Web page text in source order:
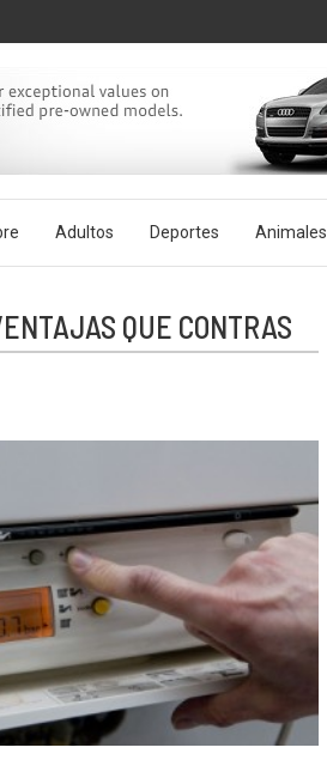
Adultos Deportes Animales
QUE CONTRAS